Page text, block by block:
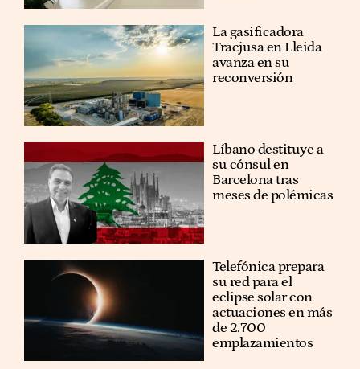
La gasificadora
Tracjusa en Lleida
avanza en su
reconversión
Líbano destituye a
su cónsul en
Barcelona tras
meses de polémicas
Telefónica prepara
su red para el
eclipse solar con
actuaciones en más
de 2.700
emplazamientos